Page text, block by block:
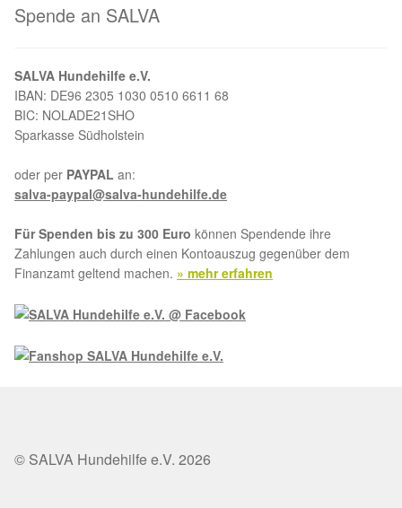
Spende an SALVA
SALVA Hundehilfe e.V.
IBAN: DE96 2305 1030 0510 6611 68
BIC: NOLADE21SHO
Sparkasse Südholstein
oder per PAYPAL an:
salva-paypal@salva-hundehilfe.de
Für Spenden bis zu 300 Euro können Spendende ihre
Zahlungen auch durch einen Kontoauszug gegenüber dem
Finanzamt geltend machen. » mehr erfahren
© SALVA Hundehilfe e.V. 2026